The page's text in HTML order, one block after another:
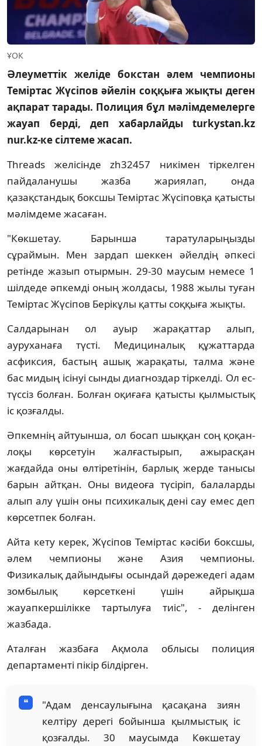
ҰОК
Әлеуметтік желіде бокстан әлем чемпионы
Теміртас Жүсіпов әйелін соққыға жықты деген
ақпарат тарады. Полиция бұл мәлімдемелерге
жауап берді, деп хабарлайды turkystan.kz
nur.kz-ке сілтеме жасап.
Threads желісінде zh32457 никімен тіркелген
пайдаланушы жазба жариялап, онда
қазақстандық боксшы Теміртас Жүсіповқа қатысты
мәлімдеме жасаған.
"Көкшетау. Барынша таратуларыңызды
сұраймын. Мен зардап шеккен әйелдің әпкесі
ретінде жазып отырмын. 29-30 маусым немесе 1
шілдеде әпкемді оның жолдасы, 1988 жылы туған
Теміртас Жүсіпов Берікұлы қатты соққыға жықты.
Салдарынан ол ауыр жарақаттар алып,
ауруханаға түсті. Медициналық құжаттарда
асфиксия, бастың ашық жарақаты, талма және
бас мидың ісінуі сынды диагноздар тіркелді. Ол ес-
түссіз болған. Болған оқиғаға қатысты қылмыстық
іс қозғалды.
Әпкемнің айтуынша, ол босап шыққан соң қоқан-
лоқы көрсетуін жалғастырып, ажырасқан
жағдайда оны өлтіретінін, барлық жерде танысы
барын айтқан. Оны видеоға түсіріп, балаларды
алып алу үшін оны психикалық дені сау емес деп
көрсетпек болған.
Айта кету керек, Жүсіпов Теміртас кәсіби боксшы,
әлем чемпионы және Азия чемпионы.
Физикалық дайындығы осындай дәрежедегі адам
зомбылық көрсеткені үшін айрықша
жауапкершілікке тартылуға тиіс", - делінген
жазбада.
Аталған жазбаға Ақмола облысы полиция
департаменті пікір білдірген.
"Адам денсаулығына қасақана зиян
келтіру дерегі бойынша қылмыстық іс
қозғалды. 30 маусымда Көкшетау